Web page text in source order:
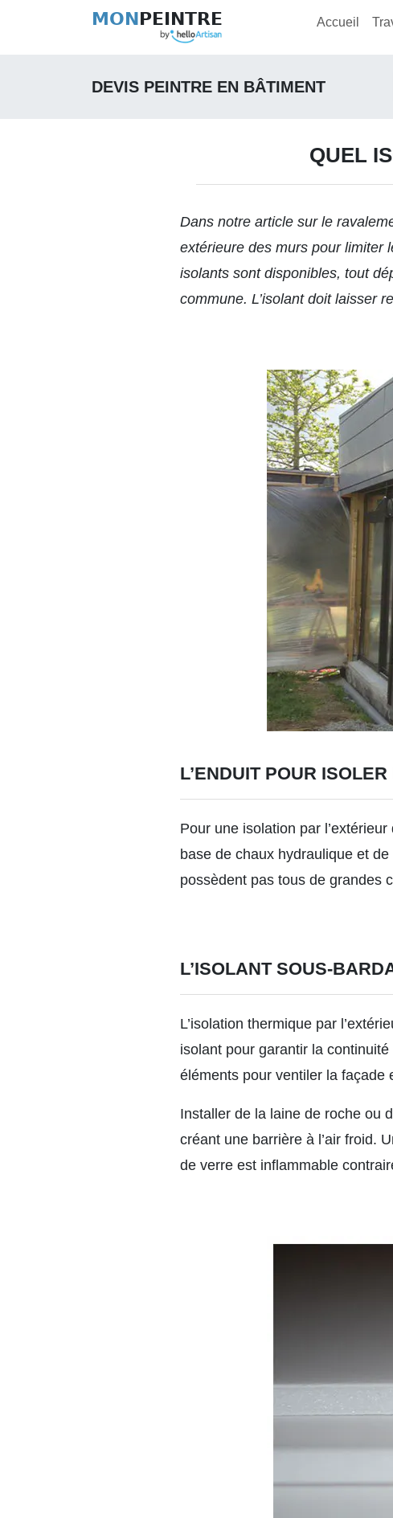
MONPEINTRE Accueil
DEVIS PEINTRE EN BÂTIMENT
QUEL
Dans notre article sur le
extérieure des murs pour limiter
isolants sont disponibles, tout
commune. L’isolant doit laisser
L’ENDUIT POUR
Pour une isolation par
base de chaux hydraulique et
possèdent pas tous de grandes
L’ISOLANT SOUS-
L’isolation thermique par
isolant pour garantir la
éléments pour ventiler la façade
Installer de la laine de roche ou
créant une barrière à l’air froid.
de verre est inflammable